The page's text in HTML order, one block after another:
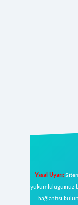
Yasal Uyarı:
yükümlülüğümüz
bağlantısı